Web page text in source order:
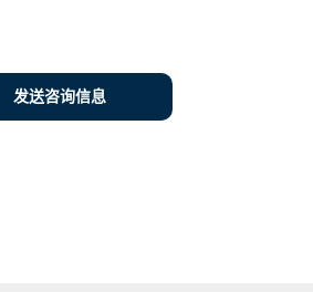
发送咨询信息